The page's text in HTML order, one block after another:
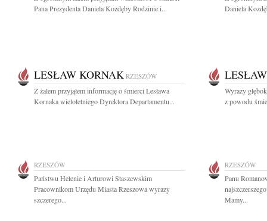
Pana Prezydenta Daniela Kozdęby Rodzinie i...
Daniela
LESŁAW KORNAK RZESZÓW
Z żalem przyjąłem informację o śmierci Lesława
Kornaka wieloletniego Dyrektora Departamentu...
Wyrazy
z powodu
RZESZÓW
Państwu Helenie i Arturowi Staszewskim
Pracownikom Urzędu Miasta Rzeszowa wyrazy
szczerego...
RZESZÓW
Panu
Mamy...